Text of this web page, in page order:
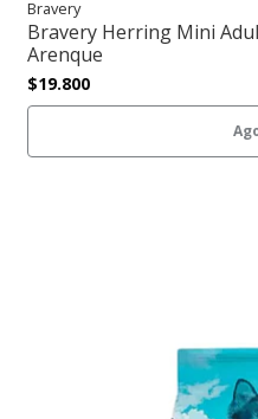
Bravery
Bravery Herring Mini
Arenque
$19.800